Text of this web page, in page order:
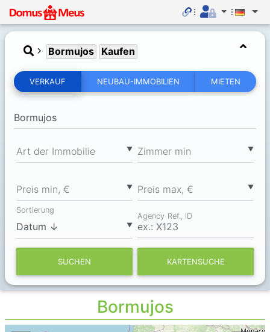
Bormujos Kaufen
VERKAUF NEUBAU-IMMOBILIEN MIETEN
▼
Art der Immobilie ▼
Zimmer min
▼
Preis min, € ▼
Preis max, €
▼
Sortierung
Agency Ref., ID
SUCHEN KARTENSUCHE
Bormujos